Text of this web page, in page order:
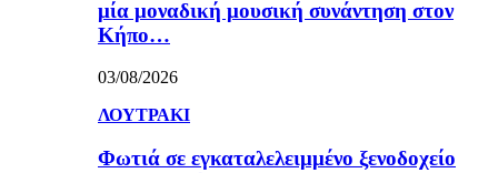
μία μοναδική μουσική συνάντηση στον
Κήπο…
03/08/2026
ΛΟΥΤΡΑΚΙ
Φωτιά σε εγκαταλελειμμένο ξενοδοχείο